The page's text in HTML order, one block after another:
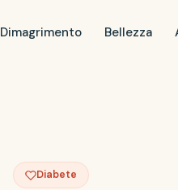
Dimagrimento Bellezza
Diabete